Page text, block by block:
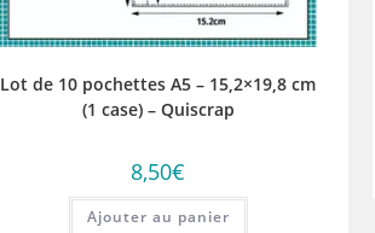
Lot de 10 pochettes A5 – 15,2×19,8 cm
(1 case) – Quiscrap
8,50€
Ajouter au panier